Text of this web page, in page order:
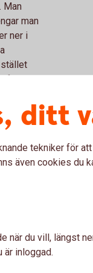
Man
man
ner i
stället
föredra.
till.
om du
ditt
tekniker för att
även cookies du
när du vill, längst
är inloggad.